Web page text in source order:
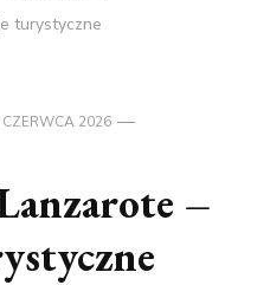
turystyczne
CZERWCA 2026
–